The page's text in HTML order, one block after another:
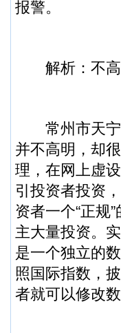
报警。
解析：不高
常州市天宁
并不高明，却
理，在网上虚
引投资者投资
资者一个“正规
主大量投资。
是一个独立的
照国际指数，
者就可以修改